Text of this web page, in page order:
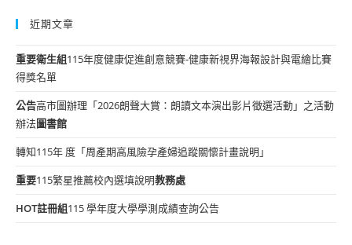
近期文章
重要衛生組115年度健康促進創意競賽-健康新視界海報設計與電繪比賽
得獎名單
公告高市圖辦理「2026朗聲大賞：朗讀文本演出影片徵選活動」之活動
辦法圖書館
轉知115年 度「周產期高風險孕產婦追蹤關懷計畫說明」
重要115繁星推薦校內選填說明教務處
HOT註冊組115 學年度大學學測成績查詢公告